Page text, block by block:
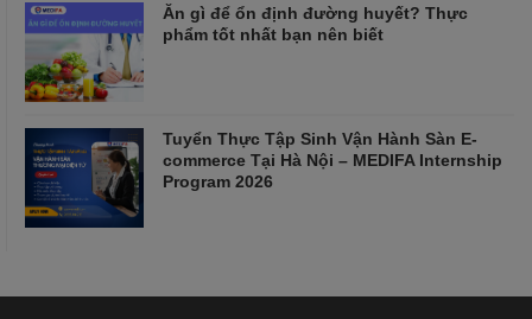
Ăn gì để ổn định đường huyết? Thực
phẩm tốt nhất bạn nên biết
Tuyển Thực Tập Sinh Vận Hành Sàn E-
commerce Tại Hà Nội – MEDIFA Internship
Program 2026